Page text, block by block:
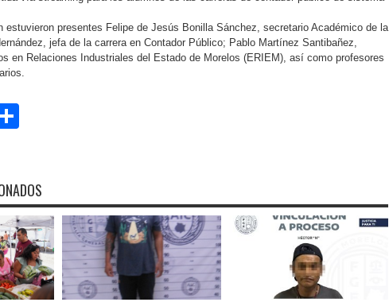
estuvieron presentes Felipe de Jesús Bonilla Sánchez, secretario Académico de la
jefa de la carrera en Contador Público; Pablo Martínez Santibañez,
en Relaciones Industriales del Estado de Morelos (ERIEM), así como profesores